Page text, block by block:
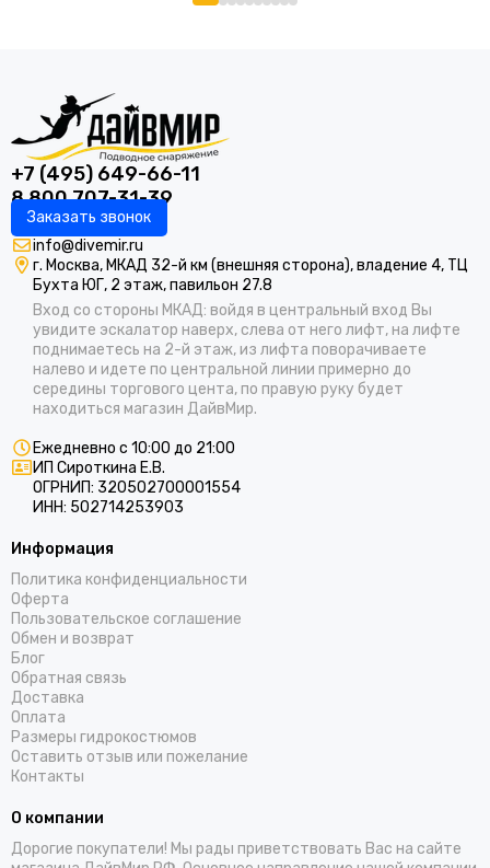
+7 (495) 649-66-11
8 800 707-31-39
Заказать звонок
info@divemir.ru
г. Москва, МКАД 32-й км (внешняя сторона), владение 4, ТЦ
Бухта ЮГ, 2 этаж, павильон 27.8
Вход со стороны МКАД: войдя в центральный вход Вы
увидите эскалатор наверх, слева от него лифт, на лифте
поднимаетесь на 2-й этаж, из лифта поворачиваете
налево и идете по центральной линии примерно до
середины торгового цента, по правую руку будет
находиться магазин ДайвМир.
Ежедневно с 10:00 до 21:00
ИП Сироткина Е.В.
ОГРНИП: 320502700001554
ИНН: 502714253903
Информация
Политика конфиденциальности
Оферта
Пользовательское соглашение
Обмен и возврат
Блог
Обратная связь
Доставка
Оплата
Размеры гидрокостюмов
Оставить отзыв или пожелание
Контакты
О компании
Дорогие покупатели! Мы рады приветствовать Вас на сайте